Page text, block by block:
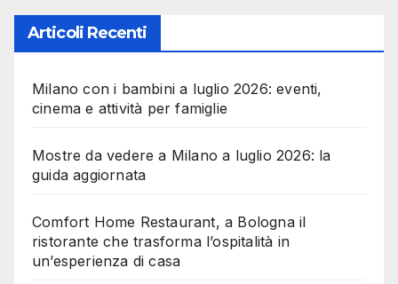
Articoli Recenti
Milano con i bambini a luglio 2026: eventi,
cinema e attività per famiglie
Mostre da vedere a Milano a luglio 2026: la
guida aggiornata
Comfort Home Restaurant, a Bologna il
ristorante che trasforma l’ospitalità in
un’esperienza di casa